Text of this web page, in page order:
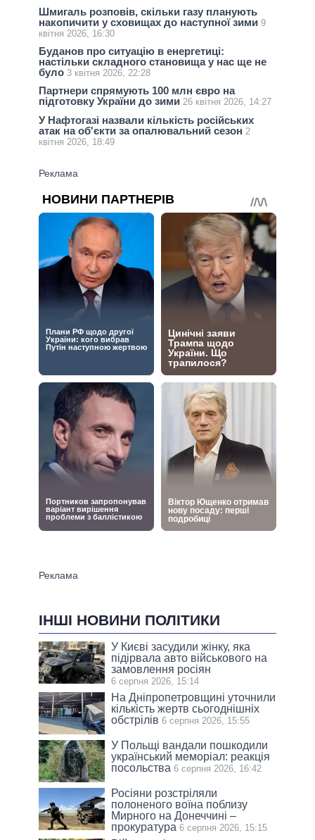
Шмигаль розповів, скільки газу планують
накопичити у сховищах до наступної зими 9
квітня 2026, 16:30
Буданов про ситуацію в енергетиці:
настільки складного становища у нас ще не
було 3 квітня 2026, 22:28
Партнери спрямують 100 млн євро на
підготовку України до зими 26 квітня 2026, 14:27
У Нафтогазі назвали кількість російських
атак на об'єкти за опалювальний сезон 2
квітня 2026, 18:49
ІНШІ НОВИНИ ПОЛІТИКИ
У Києві засудили жінку, яка
підірвала авто військового на
замовлення росіян
6 серпня 2026, 15:14
На Дніпропетровщині уточнили
кількість жертв сьогоднішніх
обстрілів 6 серпня 2026, 15:55
У Польщі вандали пошкодили
український меморіал: реакція
посольства 6 серпня 2026, 16:42
Росіяни розстріляли
полоненого воїна поблизу
Мирного на Донеччині –
прокуратура 6 серпня 2026, 15:15